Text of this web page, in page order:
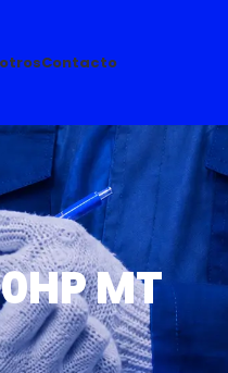
Contacto
MT